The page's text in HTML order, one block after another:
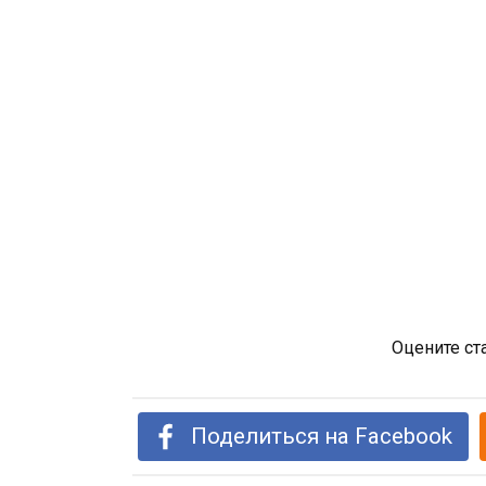
Оцените
Поделиться на Facebook